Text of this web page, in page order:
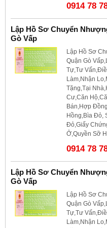
0914 78
Lập Hồ Sơ Chuyển
Gò Vấp
Lập Hồ Sơ
Quận Gò
Tự,Tư
Làm,Nhận
Tặng,Tại
Cư,Căn
Bán,Hợp
Hồng,Bìa Đỏ,
Đỏ,Giấy
Ở,Quyền Sỡ
0914 78
Lập Hồ Sơ Chuyển
Gò Vấp
Lập Hồ Sơ
Quận Gò
Tự,Tư
Làm,Nhận